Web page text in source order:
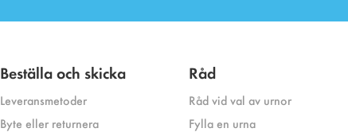
Beställa och skicka
Leveransmetoder
Byte eller returnera
Råd
Råd vid val av urnor
Fylla en urna